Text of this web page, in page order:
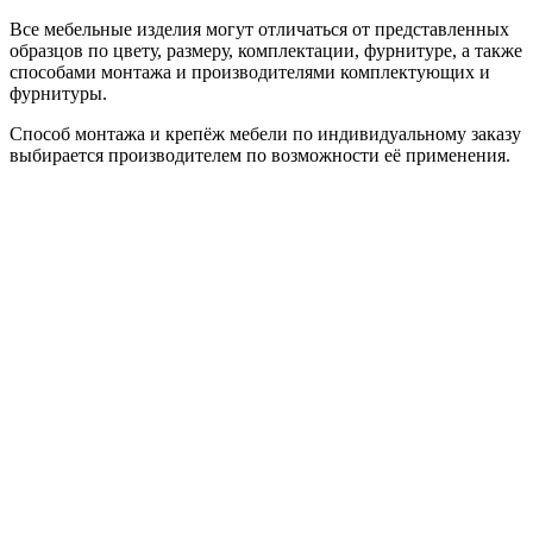
Все мебельные изделия могут отличаться от представленных
образцов по цвету, размеру, комплектации, фурнитуре, а также
способами монтажа и производителями комплектующих и
фурнитуры.
Способ монтажа и крепёж мебели по индивидуальному заказу
выбирается производителем по возможности её применения.